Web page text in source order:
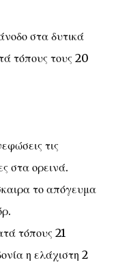
στα δυτικά
τόπους τους 20
τις
στα ορεινά.
το απόγευμα
τόπους 21
η ελάχιστη 2